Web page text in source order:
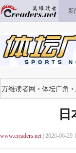
新
万维读者网 > 体坛广角 >
www.creaders.net| 2026-06-29